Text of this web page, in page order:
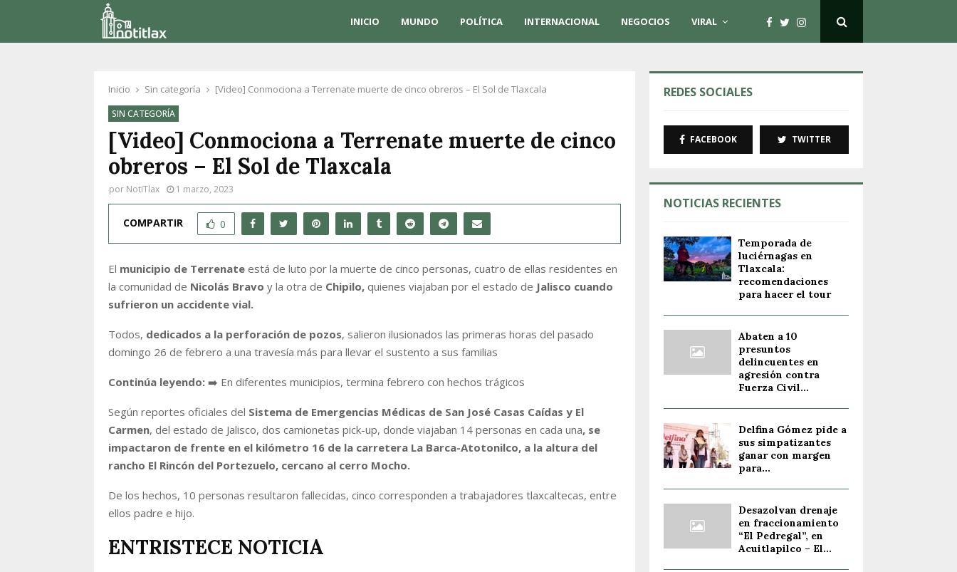
INICIO MUNDO POLÍTICA INTERNACIONAL NEGOCIOS VIRAL
Inicio Sin categoría [Video] Conmociona a Terrenate muerte de cinco obreros – El Sol de Tlaxcala
SIN CATEGORÍA
[Video] Conmociona a Terrenate muerte de cinco
obreros – El Sol de Tlaxcala
por NotiTlax 1 marzo, 2023
COMPARTIR 0
El municipio de Terrenate está de luto por la muerte de cinco personas, cuatro de ellas residentes en
la comunidad de Nicolás Bravo y la otra de Chipilo, quienes viajaban por el estado de Jalisco cuando
sufrieron un accidente vial.
Todos, dedicados a la perforación de pozos, salieron ilusionados las primeras horas del pasado
domingo 26 de febrero a una travesía más para llevar el sustento a sus familias
Continúa leyendo: ➡️ En diferentes municipios, termina febrero con hechos trágicos
Según reportes oficiales del Sistema de Emergencias Médicas de San José Casas Caídas y El
Carmen, del estado de Jalisco, dos camionetas pick-up, donde viajaban 14 personas en cada una, se
impactaron de frente en el kilómetro 16 de la carretera La Barca-Atotonilco, a la altura del
rancho El Rincón del Portezuelo, cercano al cerro Mocho.
De los hechos, 10 personas resultaron fallecidas, cinco corresponden a trabajadores tlaxcaltecas, entre
ellos padre e hijo.
ENTRISTECE NOTICIA
REDES SOCIALES
FACEBOOK TWITTER
NOTICIAS RECIENTES
Temporada de
luciérnagas en
Tlaxcala:
recomendaciones
para hacer el tour
Abaten a 10
presuntos
delincuentes en
agresión contra
Fuerza Civil...
Delfina Gómez pide a
sus simpatizantes
ganar con margen
para...
Desazolvan drenaje
en fraccionamiento
“El Pedregal”, en
Acuitlapilco – El...